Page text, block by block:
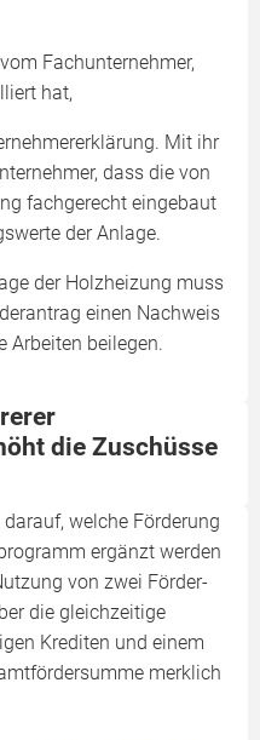
Fachunternehmer,
hat,
Mit ihr
dass die von
fachgerecht eingebaut
der Anlage.
der Holzheizung muss
einen Nachweis
Arbeiten beilegen.
die Zuschüsse
welche Förderung
ergänzt werden
von zwei Förder­
die gleichzeitige
Krediten und einem
merklich